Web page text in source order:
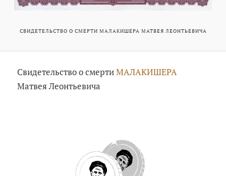
СВИДЕТЕЛЬСТВО О СМЕРТИ МАЛАКИШЕРА МАТВЕЯ ЛЕОНТЬЕВИЧА
Свидетельство о смертиМАЛАКИШЕРА
Матвея Леонтьевича